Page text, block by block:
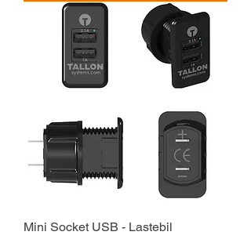
Mini Socket USB - Lastebil